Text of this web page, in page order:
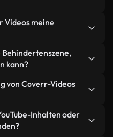
eine Hybridbibliothek
ist eindeutig
wissen, was Sie
Videos meine
Versionen
webfähige Formate,
hoch, während
minimiert und
werden.
Behindertenszene,
kann?
Sie im
Video. Beschreiben Sie
Studio generiert
individuelles Video für
von Coverr-Videos
erforderlich. Alle
sind lizenzfrei
Inhalten oder